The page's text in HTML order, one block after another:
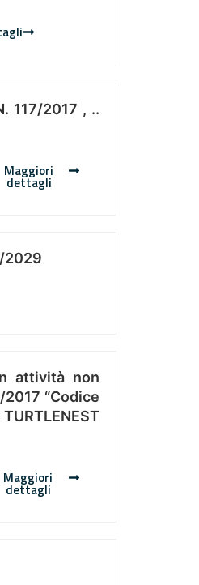
117/2017 , ..
Maggiori
dettagli
2029
attività non
“Codice
Maggiori
dettagli